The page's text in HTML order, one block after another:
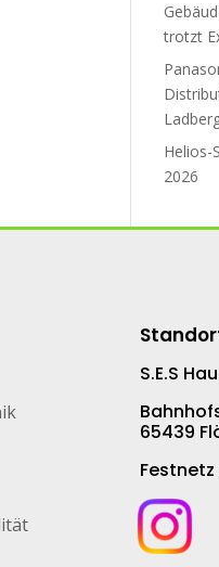
trotzt
Helios-
2026
S.E.S
65439